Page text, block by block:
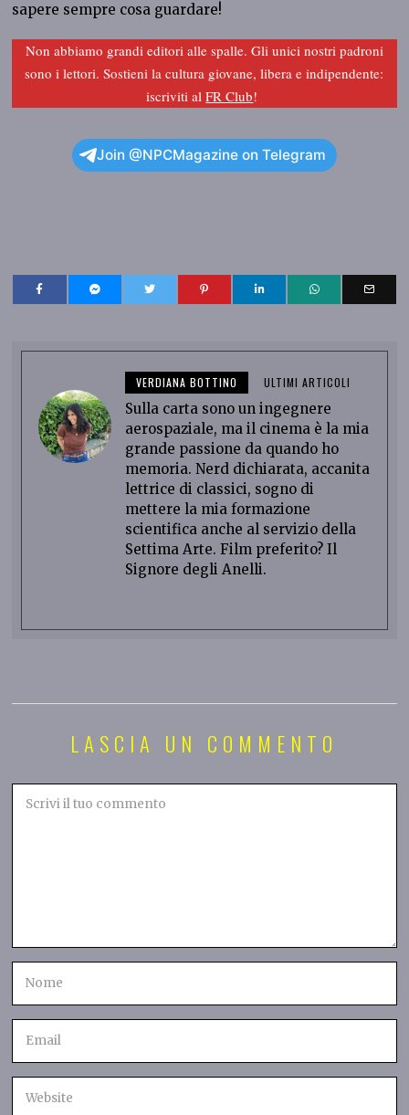
sapere sempre cosa guardare!
Non abbiamo grandi editori alle spalle. Gli unici nostri padroni
sono i lettori. Sostieni la cultura giovane, libera e indipendente:
iscriviti alFR Club!
Join @NPCMagazine on Telegram
VERDIANA BOTTINO ULTIMI ARTICOLI
Sulla carta sono un ingegnere
aerospaziale, ma il cinema è la mia
grande passione da quando ho
memoria. Nerd dichiarata, accanita
lettrice di classici, sogno di
mettere la mia formazione
scientifica anche al servizio della
Settima Arte. Film preferito? Il
Signore degli Anelli.
LASCIA UN COMMENTO